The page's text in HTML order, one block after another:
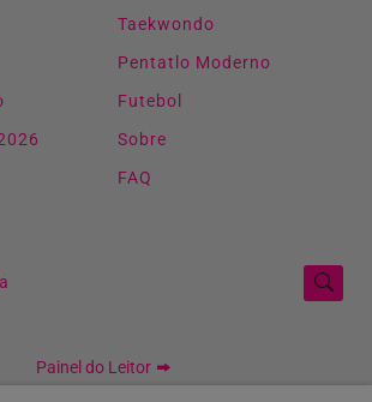
Taekwondo
Pentatlo Moderno
Futebol
Sobre
FAQ
Painel do Leitor